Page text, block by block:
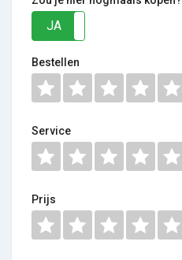
JA
Bestellen
Service
Prijs